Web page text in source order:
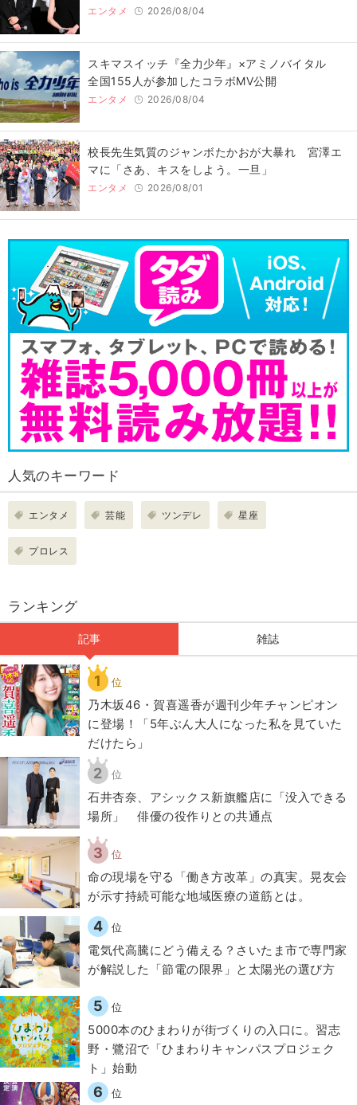
エンタメ 2026/08/04
スキマスイッチ『全力少年』×アミノバイタル
全国155人が参加したコラボMV公開
エンタメ 2026/08/04
校長先生気質のジャンボたかおが大暴れ 宮澤エ
マに「さあ、キスをしよう。一旦」
エンタメ 2026/08/01
人気のキーワード
エンタメ 芸能 ツンデレ 星座
プロレス
ランキング
記事 雑誌
1 位
乃木坂46・賀喜遥香が週刊少年チャンピオン
に登場！「5年ぶん大人になった私を見ていた
だけたら」
2 位
石井杏奈、アシックス新旗艦店に「没入できる
場所」 俳優の役作りとの共通点
3 位
​命の現場を守る「働き方改革」の真実。晃友会
が示す持続可能な地域医療の道筋とは。
4 位
電気代高騰にどう備える？さいたま市で専門家
が解説した「節電の限界」と太陽光の選び方
5 位
5000本のひまわりが街づくりの入口に。習志
野・鷺沼で「ひまわりキャンパスプロジェク
ト」始動
6 位